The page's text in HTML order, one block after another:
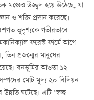
মঞ্চেও উজ্জ্বল হয়ে উঠেছে, যা
ও শক্তি প্রদান করেছে।
ভূদৃশ্যকে গভীরভাবে
ফরেস্ট ফার্মে আগে
প্রজন্মের মানুষের
বনভূমির আওতা ১২
মোট মূল্য ২০ বিলিয়ন
ঘটেছে। এটি ‘স্বচ্ছ